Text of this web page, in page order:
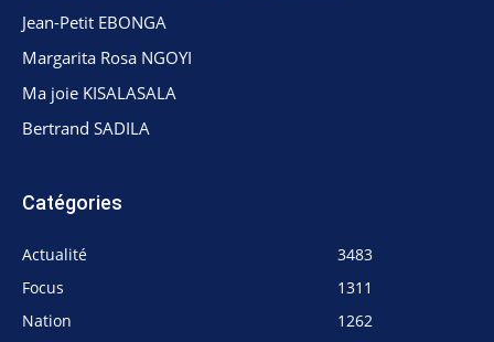
Jean-Petit EBONGA
Margarita Rosa NGOYI
Ma joie KISALASALA
Bertrand SADILA
Catégories
Actualité
3483
Focus
1311
Nation
1262